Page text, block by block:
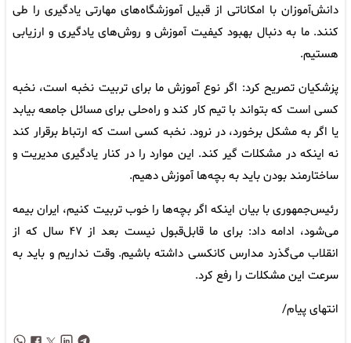
دانش‌آموزان با امکاناتی از قبیل آموزشگاه‌های مهارتی یادگیری را طی
کنند. ما به دنبال بهبود کیفیت آموزش و روش‌های یادگیری و ارزیابی
هستیم.
پزشکیان تصریح کرد: اگر نوع آموزش ما برای تربیت نخبه است، نخبه
کسی است که بتواند با تیم کار کند و راه‌حلی برای مسائل جامعه بیابد
یا اگر به مشکل برخورد، در نرود. نخبه کسی است که ارتباط برقرار کند
نه اینکه در مشکلات گیر کند. این موارد را در کنار یادگیری مدیریت و
ساختارمند بودن باید به بچه‌ها آموزش دهیم.
رئیس‌جمهوری با بیان اینکه اگر بچه‌ها را خوب تربیت کنیم، ایران بیمه
می‌شود، ادامه داد: برای ما قابل‌قبول نیست بعد از ۴۷ سال که از
انقلاب می‌گذرد مدارس کانکسی داشته باشیم. وقت نداریم و باید به
سرعت این مشکلات را رفع کرد.
انتهای پیام/